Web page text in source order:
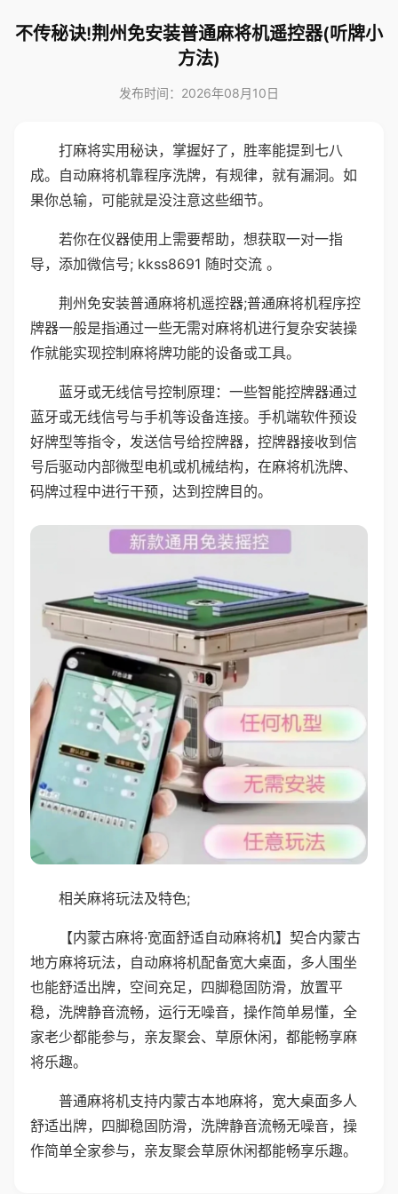
不传秘诀!荆州免安装普通麻将机遥控器(听牌小
方法)
发布时间：2026年08月10日
打麻将实用秘诀，掌握好了，胜率能提到七八
成。自动麻将机靠程序洗牌，有规律，就有漏洞。如
果你总输，可能就是没注意这些细节。
若你在仪器使用上需要帮助，想获取一对一指
导，添加微信号; kkss8691 随时交流 。
荆州免安装普通麻将机遥控器;普通麻将机程序控
牌器一般是指通过一些无需对麻将机进行复杂安装操
作就能实现控制麻将牌功能的设备或工具。
蓝牙或无线信号控制原理：一些智能控牌器通过
蓝牙或无线信号与手机等设备连接。手机端软件预设
好牌型等指令，发送信号给控牌器，控牌器接收到信
号后驱动内部微型电机或机械结构，在麻将机洗牌、
码牌过程中进行干预，达到控牌目的。
相关麻将玩法及特色;
【内蒙古麻将·宽面舒适自动麻将机】契合内蒙古
地方麻将玩法，自动麻将机配备宽大桌面，多人围坐
也能舒适出牌，空间充足，四脚稳固防滑，放置平
稳，洗牌静音流畅，运行无噪音，操作简单易懂，全
家老少都能参与，亲友聚会、草原休闲，都能畅享麻
将乐趣。
普通麻将机支持内蒙古本地麻将，宽大桌面多人
舒适出牌，四脚稳固防滑，洗牌静音流畅无噪音，操
作简单全家参与，亲友聚会草原休闲都能畅享乐趣。